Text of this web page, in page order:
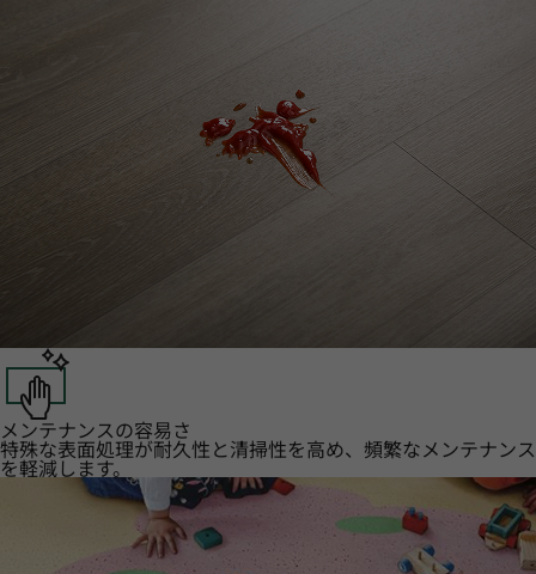
メンテナンスの容易さ
特殊な表面処理が耐久性と清掃性を高め、頻繁なメンテナンス
を軽減します。